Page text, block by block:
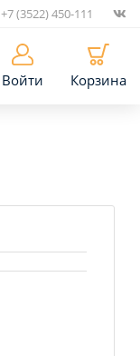
+7 (3522) 450-111
Войти Корзина